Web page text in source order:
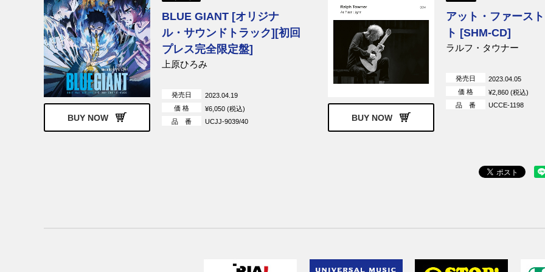
BUY NOW
BLUE GIANT [オリジナ
ル・サウンドトラック][初回
プレス完全限定盤]
上原ひろみ
発売日
2023.04.19
価 格
¥6,050 (税込)
品 番
UCJJ-9039/40 BUY NOW
アット・ファース
ト [SHM-CD]
ラルフ・タウナー
発売日
2023.04.05
価 格
¥2,860 (税込)
品 番
UCCE-1198